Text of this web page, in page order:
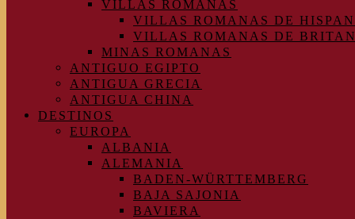
VILLAS ROMANAS
VILLAS ROMANAS DE
VILLAS ROMANAS DE
MINAS ROMANAS
ANTIGUO EGIPTO
ANTIGUA GRECIA
ANTIGUA CHINA
DESTINOS
EUROPA
ALBANIA
ALEMANIA
BADEN-WÜRTTEMBERG
BAJA SAJONIA
BAVIERA